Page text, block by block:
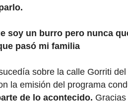
soy un burro pero nunca
pasó mi familia
sobre la calle Gorriti
la emisión del programa
de lo acontecido.